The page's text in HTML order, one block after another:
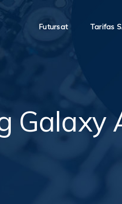
Futursat Tarifas
Galaxy